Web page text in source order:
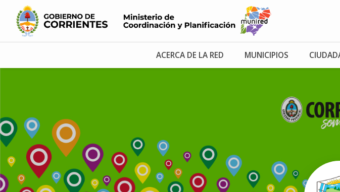
ACERCA DE LA RED MUNICIPIOS